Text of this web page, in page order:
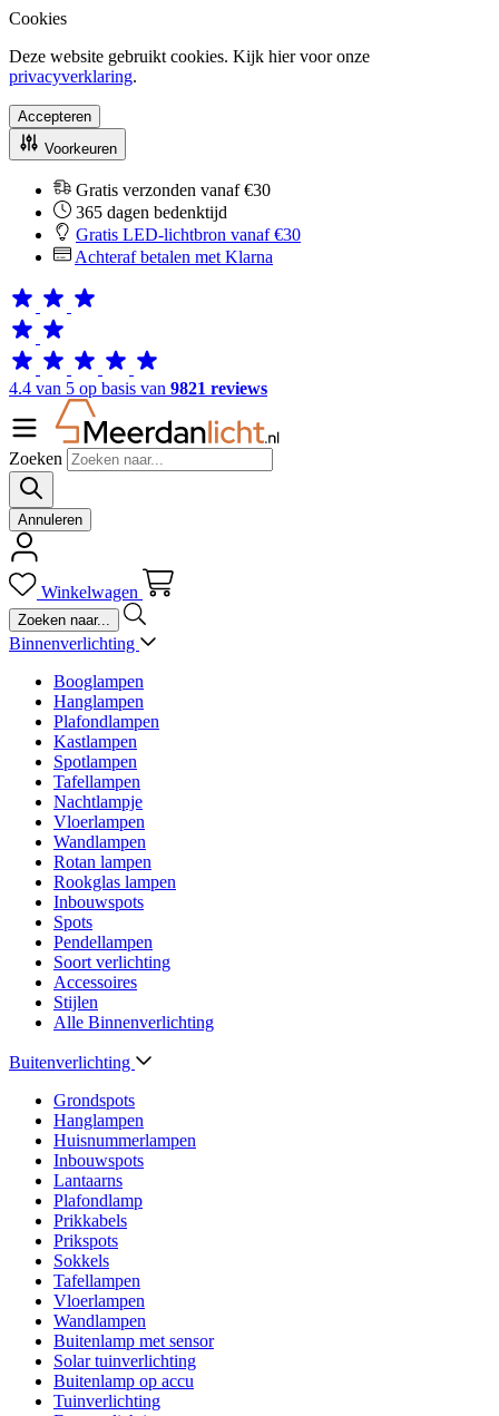
Cookies
Deze website gebruikt cookies. Kijk hier voor onze
privacyverklaring.
Accepteren
Voorkeuren
Gratis verzonden vanaf €30
365 dagen bedenktijd
Gratis LED-lichtbron vanaf €30
Achteraf betalen met Klarna
4.4 van 5 op basis van 9821 reviews
Zoeken
Annuleren
Winkelwagen
Binnenverlichting
Booglampen
Hanglampen
Plafondlampen
Kastlampen
Spotlampen
Tafellampen
Nachtlampje
Vloerlampen
Wandlampen
Rotan lampen
Rookglas lampen
Inbouwspots
Spots
Pendellampen
Soort verlichting
Accessoires
Stijlen
Alle Binnenverlichting
Buitenverlichting
Grondspots
Hanglampen
Huisnummerlampen
Inbouwspots
Lantaarns
Plafondlamp
Prikkabels
Prikspots
Sokkels
Tafellampen
Vloerlampen
Wandlampen
Buitenlamp met sensor
Solar tuinverlichting
Buitenlamp op accu
Tuinverlichting